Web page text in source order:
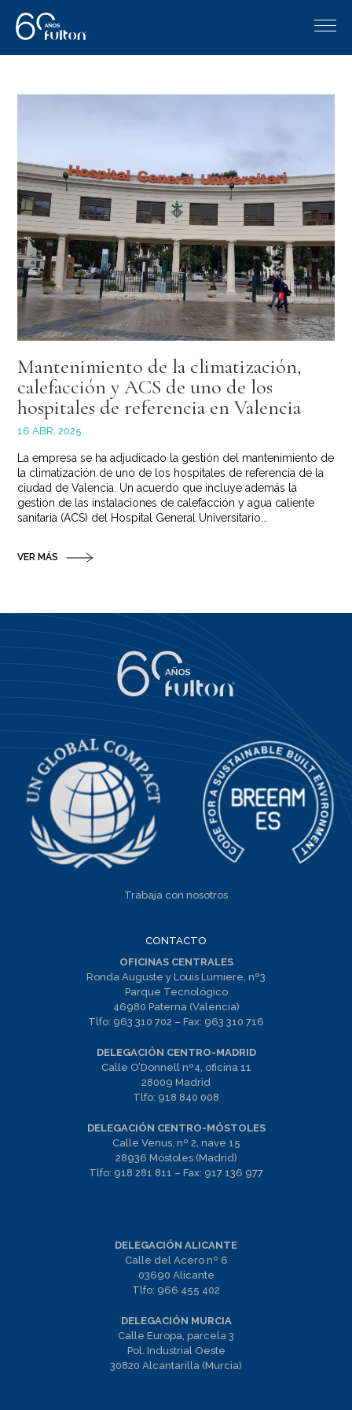
Mantenimiento de la climatización,
calefacción y ACS de uno de los
hospitales de referencia en Valencia
16 ABR, 2025
La empresa se ha adjudicado la gestión del mantenimiento de
la climatización de uno de los hospitales de referencia de la
ciudad de Valencia. Un acuerdo que incluye además la
gestión de las instalaciones de calefacción y agua caliente
sanitaria (ACS) del Hospital General Universitario...
VER MÁS
Trabaja con nosotros
CONTACTO
OFICINAS CENTRALES
Ronda Auguste y Louis Lumiere, nº3
Parque Tecnológico
46980 Paterna (Valencia)
Tlfo: 963 310 702 – Fax: 963 310 716
DELEGACIÓN CENTRO-MADRID
Calle O’Donnell nº4, oficina 11
28009 Madrid
Tlfo: 918 840 008
DELEGACIÓN CENTRO-MÓSTOLES
Calle Venus, nº 2, nave 15
28936 Móstoles (Madrid)
Tlfo: 918 281 811 – Fax: 917 136 977
DELEGACIÓN ALICANTE
Calle del Acero nº 6
03690 Alicante
Tlfo: 966 455 402
DELEGACIÓN MURCIA
Calle Europa, parcela 3
Pol. Industrial Oeste
30820 Alcantarilla (Murcia)